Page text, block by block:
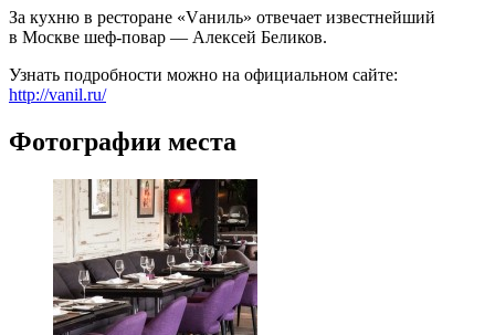
За кухню в ресторане «Vаниль» отвечает известнейший
в Москве шеф-повар — Алексей Беликов.
Узнать подробности можно на официальном сайте:
http://vanil.ru/
Фотографии места